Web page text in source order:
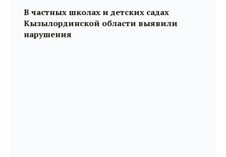
В частных школах и детских садах
Кызылординской области выявили
нарушения